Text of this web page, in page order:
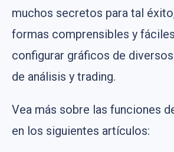
muchos secretos para tal
formas comprensibles y
configurar gráficos de
de análisis y trading.
Vea más sobre las funciones
en los siguientes artículos: